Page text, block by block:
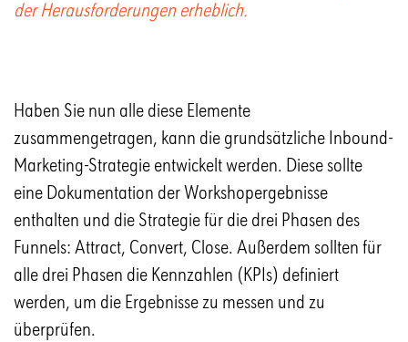
der Herausforderungen erheblich.
Haben Sie nun alle diese Elemente
zusammengetragen, kann die grundsätzliche Inbound-
Marketing-Strategie entwickelt werden. Diese sollte
eine Dokumentation der Workshopergebnisse
enthalten und die Strategie für die drei Phasen des
Funnels: Attract, Convert, Close. Außerdem sollten für
alle drei Phasen die Kennzahlen (KPIs) definiert
werden, um die Ergebnisse zu messen und zu
überprüfen.